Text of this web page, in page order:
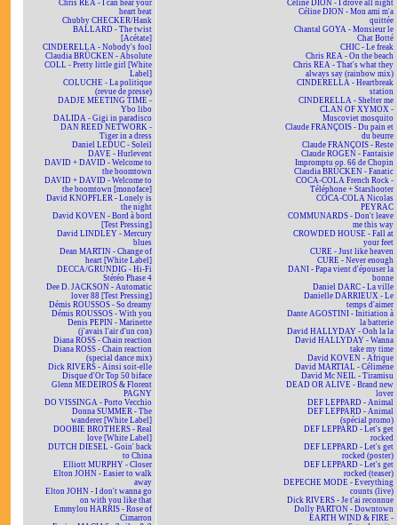
Chris REA - I can hear your
heart beat
Chubby CHECKER/Hank
BALLARD - The twist
[Acétate]
CINDERELLA - Nobody's fool
Claudia BRÜCKEN - Absolute
COLL - Pretty little girl [White
Label]
COLUCHE - La politique
(revue de presse)
DADJE MEETING TIME -
Ybo libo
DALIDA - Gigi in paradisco
DAN REED NETWORK -
Tiger in a dress
Daniel LEDUC - Soleil
DAVE - Hurlevent
DAVID + DAVID - Welcome to
the boomtown
DAVID + DAVID - Welcome to
the boomtown [monoface]
David KNOPFLER - Lonely is
the night
David KOVEN - Bord à bord
[Test Pressing]
David LINDLEY - Mercury
blues
Dean MARTIN - Change of
heart [White Label]
DECCA/GRUNDIG - Hi-Fi
Stéréo Phase 4
Dee D. JACKSON - Automatic
lover 88 [Test Pressing]
Démis ROUSSOS - So dreamy
Démis ROUSSOS - With you
Denis PEPIN - Marinette
(j'avais l'air d'un con)
Diana ROSS - Chain reaction
Diana ROSS - Chain reaction
(special dance mix)
Dick RIVERS - Ainsi soit-elle
Disque d'Or Top 50 biface
Glenn MEDEIROS & Florent
PAGNY
DO VISSINGA - Porto Vecchio
Donna SUMMER - The
wanderer [White Label]
DOOBIE BROTHERS - Real
love [White Label]
DUTCH DIESEL - Goin' back
to China
Elliott MURPHY - Closer
Elton JOHN - Easier to walk
away
Elton JOHN - I don't wanna go
on with you like that
Emmylou HARRIS - Rose of
Cimarron
Céline DION - I drove all night
Céline DION - Mon ami m'a
quittée
Chantal GOYA - Monsieur le
Chat Botté
CHIC - Le freak
Chris REA - On the beach
Chris REA - That's what they
always say (rainbow mix)
CINDERELLA - Heartbreak
station
CINDERELLA - Shelter me
CLAN OF XYMOX -
Muscoviet mosquito
Claude FRANÇOIS - Du pain et
du beurre
Claude FRANÇOIS - Reste
Claude ROGEN - Fantaisie
Impromptu op. 66 de Chopin
Claudia BRÜCKEN - Fanatic
COCA-COLA French Rock -
Téléphone + Starshooter
COCA-COLA Nicolas
PEYRAC
COMMUNARDS - Don't leave
me this way
CROWDED HOUSE - Fall at
your feet
CURE - Just like heaven
CURE - Never enough
DANI - Papa vient d'épouser la
bonne
Daniel DARC - La ville
Danielle DARRIEUX - Le
temps d'aimer
Dante AGOSTINI - Initiation à
la batterie
David HALLYDAY - Ooh la la
David HALLYDAY - Wanna
take my time
David KOVEN - Afrique
David MARTIAL - Célimène
David Mc NEIL - Tiramisu
DEAD OR ALIVE - Brand new
lover
DEF LEPPARD - Animal
DEF LEPPARD - Animal
(spécial promo)
DEF LEPPARD - Let's get
rocked
DEF LEPPARD - Let's get
rocked (poster)
DEF LEPPARD - Let's get
rocked (teaser)
DEPECHE MODE - Everything
counts (live)
Dick RIVERS - Je t'ai reconnue
Dolly PARTON - Downtown
EARTH WIND & FIRE -